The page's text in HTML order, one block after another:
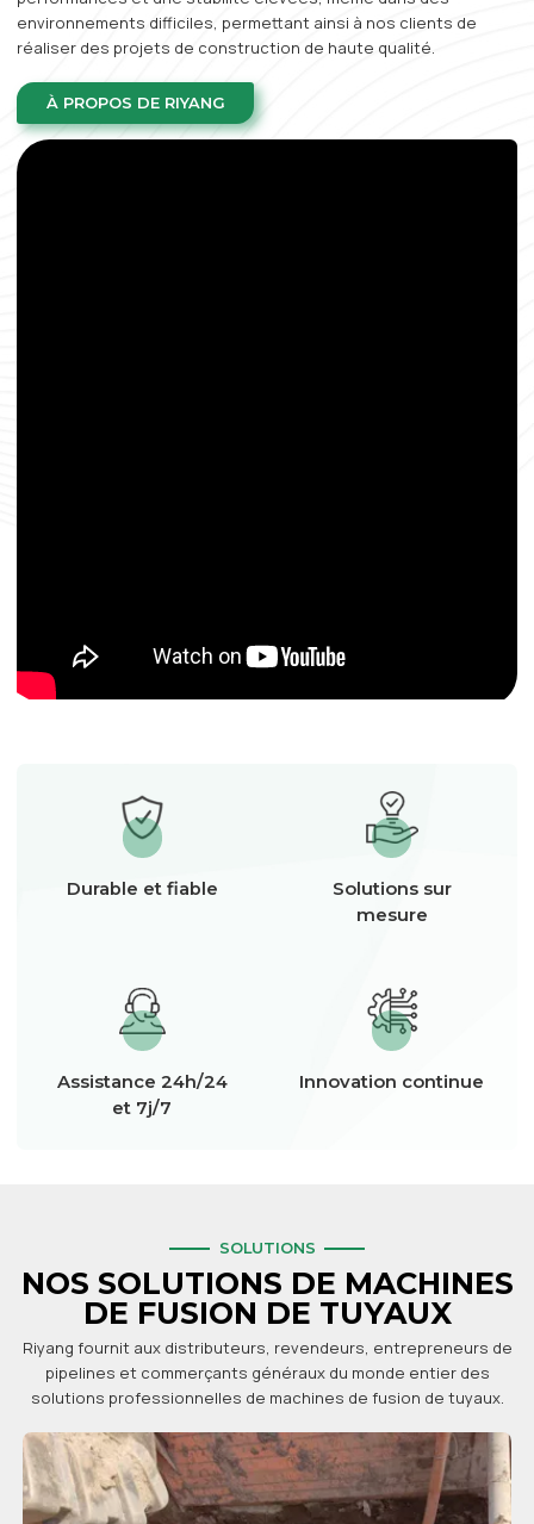
environnements difficiles, permettant ainsi à nos clients de
réaliser des projets de construction de haute qualité.
À PROPOS DE RIYANG
Durable et fiable
Solutions sur
mesure
Assistance 24h/24
et 7j/7
Innovation continue
SOLUTIONS
NOS SOLUTIONS DE MACHINES
DE FUSION DE TUYAUX
Riyang fournit aux distributeurs, revendeurs, entrepreneurs de
pipelines et commerçants généraux du monde entier des
solutions professionnelles de machines de fusion de tuyaux.